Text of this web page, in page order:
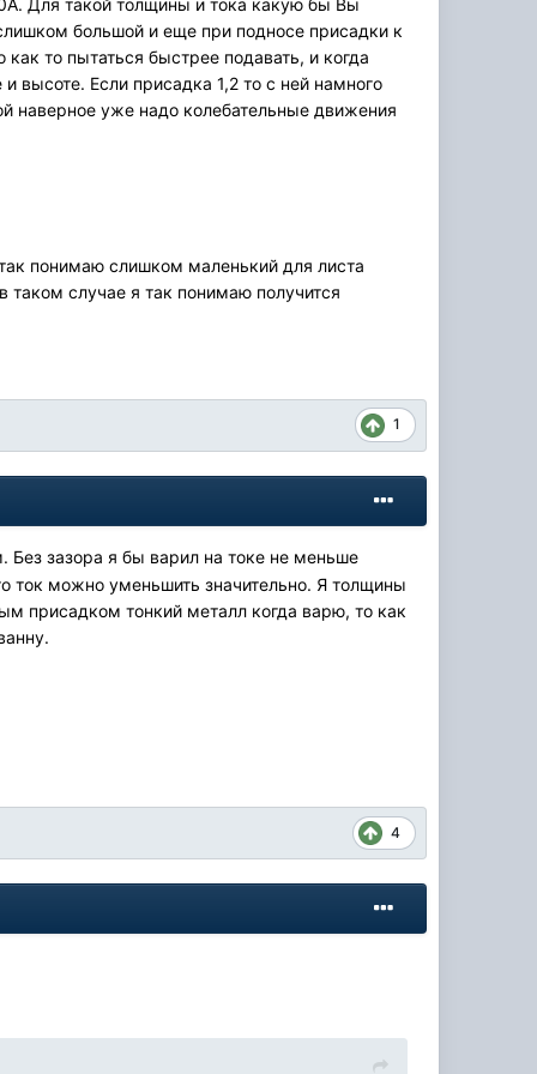
большой и еще при подносе присадки к
то пытаться быстрее подавать, и когда
высоте. Если присадка 1,2 то с ней намного
наверное уже надо колебательные движения
понимаю слишком маленький для листа
случае я так понимаю получится
1
Без зазора я бы варил на токе не меньше
ток можно уменьшить значительно. Я толщины
присадком тонкий металл когда варю, то как
4